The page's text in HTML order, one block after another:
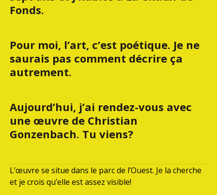
Fonds.
Pour moi, l’art, c’est poétique. Je ne
saurais pas comment décrire ça
autrement.
Aujourd’hui, j’ai rendez-vous avec
une œuvre de Christian
Gonzenbach. Tu viens?
L’œuvre se situe dans le parc de l’Ouest. Je la cherche
et je crois qu’elle est assez visible!